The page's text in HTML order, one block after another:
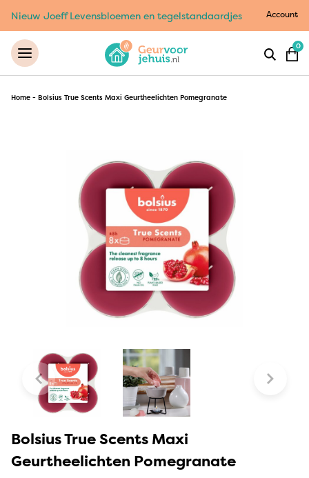
Nieuw Joeff Levensbloemen en tegelstandaardjes Account
0
Home - Bolsius True Scents Maxi Geurtheelichten Pomegranate
Bolsius True Scents Maxi
Geurtheelichten Pomegranate